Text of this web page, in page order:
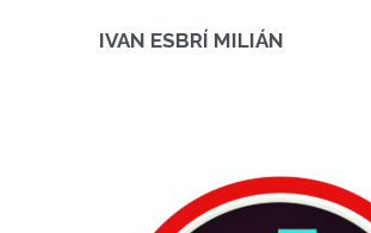
IVAN ESBRÍ MILIÁN